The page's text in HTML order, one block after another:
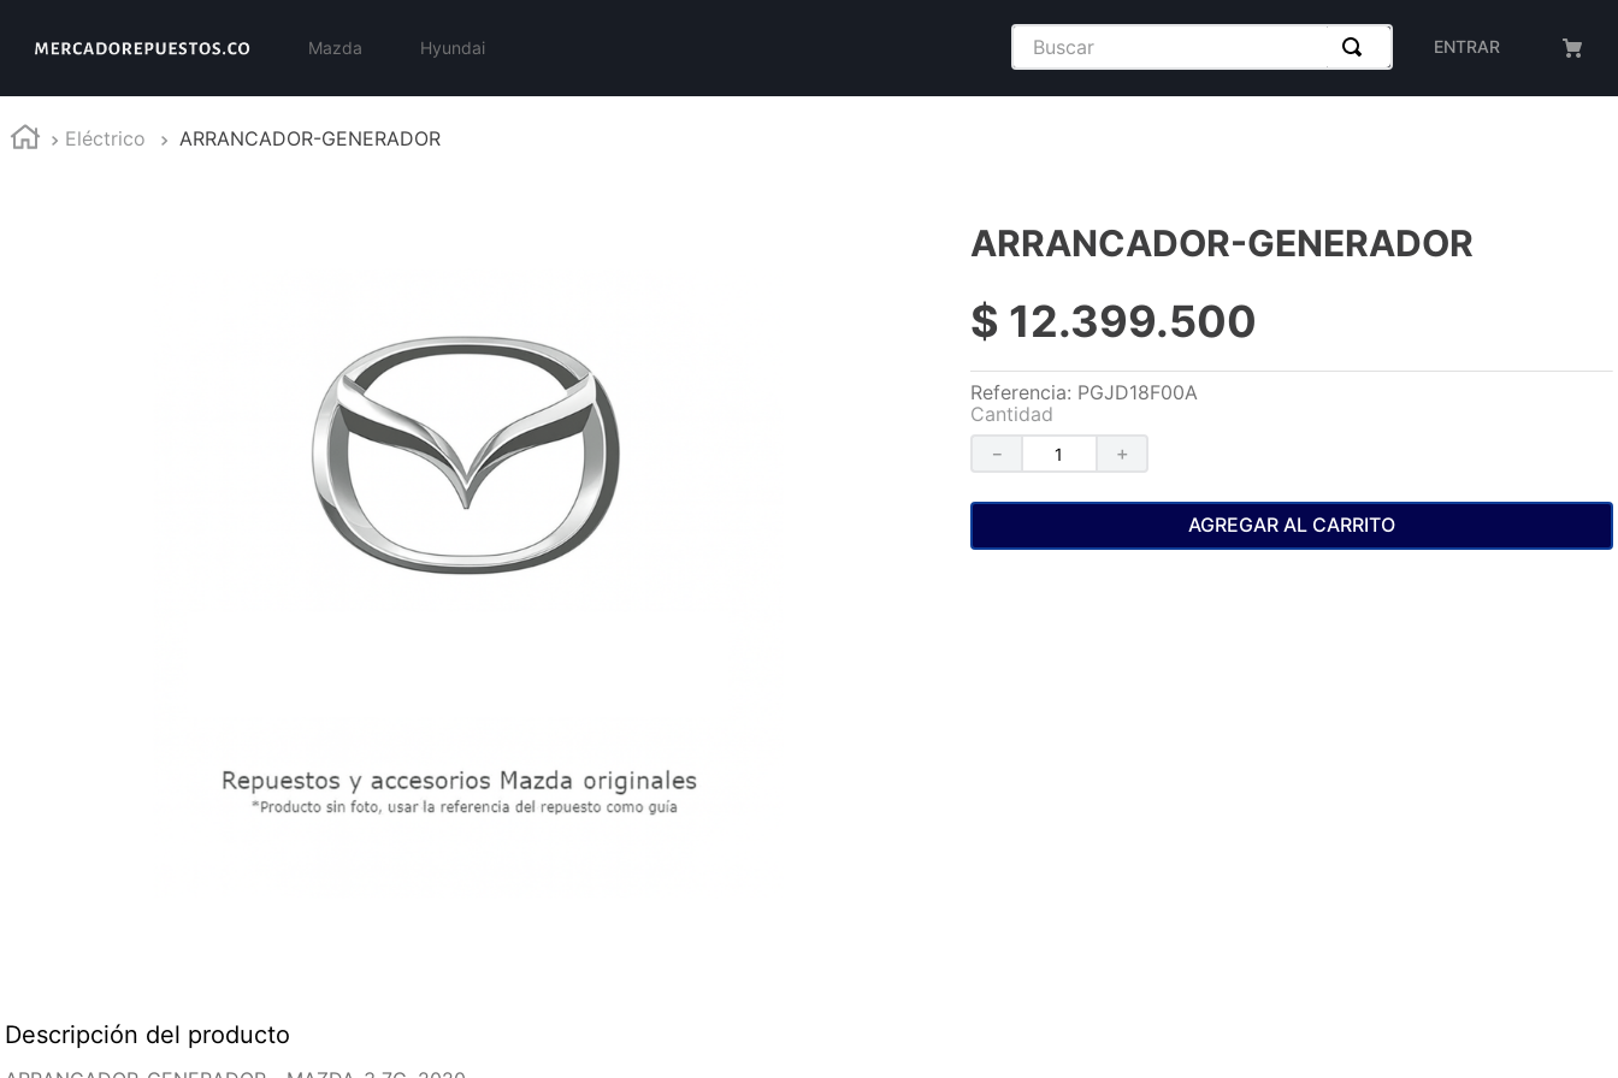
Mazda Hyundai
Buscar
ENTRAR
Eléctrico ARRANCADOR-GENERADOR
ARRANCADOR-GENERADOR
$ 12.399.500
Referencia: PGJD18F00A
Cantidad
＋
－
AGREGAR AL CARRITO
Descripción del producto